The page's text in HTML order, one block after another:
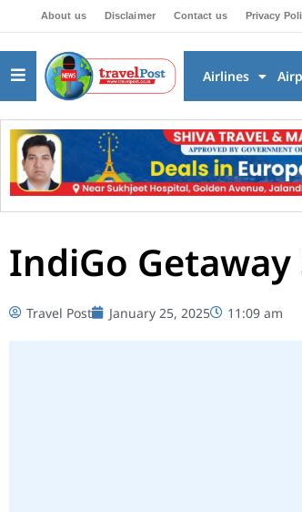
About us Disclaimer Contact us Privacy
Airlines
IndiGo Getaway
Travel Post January 25, 2025 11:09 am